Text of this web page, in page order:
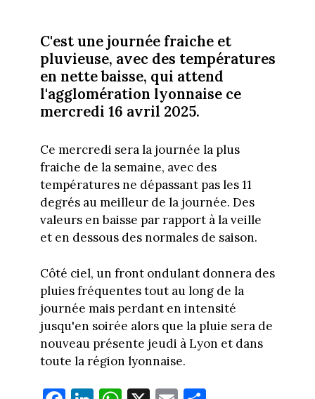
C'est une journée fraiche et
pluvieuse, avec des températures
en nette baisse, qui attend
l'agglomération lyonnaise ce
mercredi 16 avril 2025.
Ce mercredi sera la journée la plus
fraiche de la semaine, avec des
températures ne dépassant pas les 11
degrés au meilleur de la journée. Des
valeurs en baisse par rapport à la veille
et en dessous des normales de saison.
Côté ciel, un front ondulant donnera des
pluies fréquentes tout au long de la
journée mais perdant en intensité
jusqu'en soirée alors que la pluie sera de
nouveau présente jeudi à Lyon et dans
toute la région lyonnaise.